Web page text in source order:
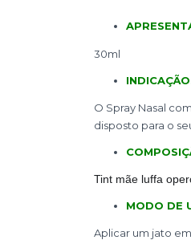
30ml
O Spray Nasal
disposto para o
Tint mãe luffa
MODO DE
Aplicar um jato